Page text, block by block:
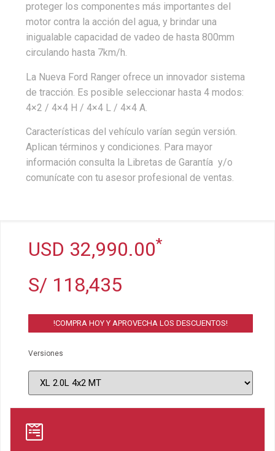
proteger los componentes más importantes del
motor contra la acción del agua, y brindar una
inigualable capacidad de vadeo de hasta 800mm
circulando hasta 7km/h.
La Nueva Ford Ranger ofrece un innovador sistema
de tracción. Es posible seleccionar hasta 4 modos:
4×2 / 4×4 H / 4×4 L / 4×4 A.
Características del vehículo varían según versión.
Aplican términos y condiciones. Para mayor
información consulta la Libretas de Garantía y/o
comunícate con tu asesor profesional de ventas.
USD 32,990.00*
S/ 118,435
!COMPRA HOY Y APROVECHA LOS DESCUENTOS!
Versiones